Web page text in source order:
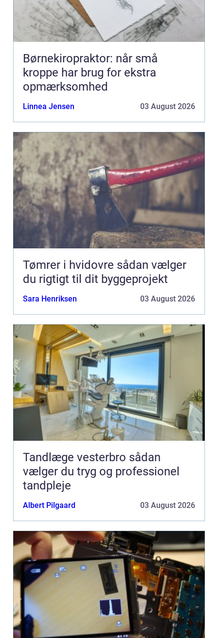
Børnekiropraktor: når små
kroppe har brug for ekstra
opmærksomhed
Linnea Jensen 03 August 2026
Tømrer i hvidovre sådan vælger
du rigtigt til dit byggeprojekt
Sara Henriksen 03 August 2026
Tandlæge vesterbro sådan
vælger du tryg og professionel
tandpleje
Albert Pilgaard 03 August 2026